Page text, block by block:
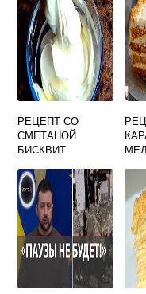
РЕЦЕПТ СО
СМЕТАНОЙ
БИСКВИТ